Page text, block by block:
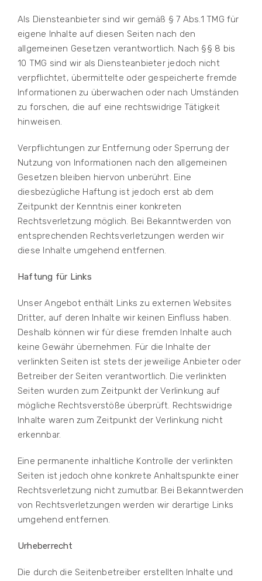
Als Diensteanbieter sind wir gemäß § 7 Abs.1 TMG für
eigene Inhalte auf diesen Seiten nach den
allgemeinen Gesetzen verantwortlich. Nach §§ 8 bis
10 TMG sind wir als Diensteanbieter jedoch nicht
verpflichtet, übermittelte oder gespeicherte fremde
Informationen zu überwachen oder nach Umständen
zu forschen, die auf eine rechtswidrige Tätigkeit
hinweisen.
Verpflichtungen zur Entfernung oder Sperrung der
Nutzung von Informationen nach den allgemeinen
Gesetzen bleiben hiervon unberührt. Eine
diesbezügliche Haftung ist jedoch erst ab dem
Zeitpunkt der Kenntnis einer konkreten
Rechtsverletzung möglich. Bei Bekanntwerden von
entsprechenden Rechtsverletzungen werden wir
diese Inhalte umgehend entfernen.
Haftung für Links
Unser Angebot enthält Links zu externen Websites
Dritter, auf deren Inhalte wir keinen Einfluss haben.
Deshalb können wir für diese fremden Inhalte auch
keine Gewähr übernehmen. Für die Inhalte der
verlinkten Seiten ist stets der jeweilige Anbieter oder
Betreiber der Seiten verantwortlich. Die verlinkten
Seiten wurden zum Zeitpunkt der Verlinkung auf
mögliche Rechtsverstöße überprüft. Rechtswidrige
Inhalte waren zum Zeitpunkt der Verlinkung nicht
erkennbar.
Eine permanente inhaltliche Kontrolle der verlinkten
Seiten ist jedoch ohne konkrete Anhaltspunkte einer
Rechtsverletzung nicht zumutbar. Bei Bekanntwerden
von Rechtsverletzungen werden wir derartige Links
umgehend entfernen.
Urheberrecht
Die durch die Seitenbetreiber erstellten Inhalte und